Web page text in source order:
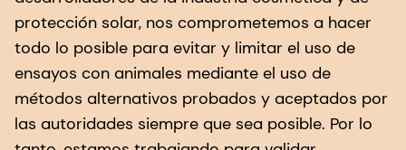
protección solar, nos comprometemos a hacer
todo lo posible para evitar y limitar el uso de
ensayos con animales mediante el uso de
métodos alternativos probados y aceptados por
las autoridades siempre que sea posible. Por lo